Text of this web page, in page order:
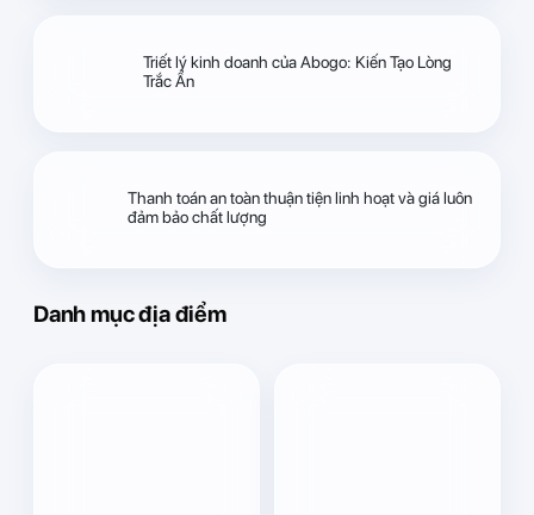
Triết lý kinh doanh của Abogo: Kiến Tạo Lòng
Trắc Ẩn
Thanh toán an toàn thuận tiện linh hoạt và giá luôn
đảm bảo chất lượng
Danh mục địa điểm